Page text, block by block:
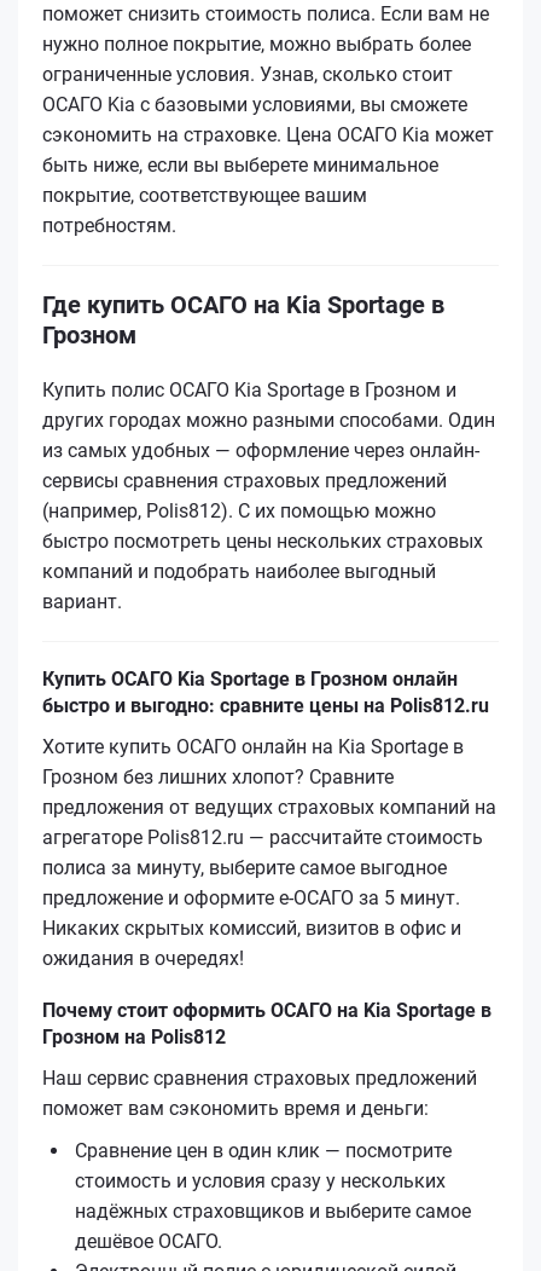
поможет снизить стоимость полиса. Если вам не
нужно полное покрытие, можно выбрать более
ограниченные условия. Узнав, сколько стоит
ОСАГО Kia с базовыми условиями, вы сможете
сэкономить на страховке. Цена ОСАГО Kia может
быть ниже, если вы выберете минимальное
покрытие, соответствующее вашим
потребностям.
Где купить ОСАГО на Kia Sportage в
Грозном
Купить полис ОСАГО Kia Sportage в Грозном и
других городах можно разными способами. Один
из самых удобных — оформление через онлайн-
сервисы сравнения страховых предложений
(например, Polis812). С их помощью можно
быстро посмотреть цены нескольких страховых
компаний и подобрать наиболее выгодный
вариант.
Купить ОСАГО Kia Sportage в Грозном онлайн
быстро и выгодно: сравните цены на Polis812.ru
Хотите купить ОСАГО онлайн на Kia Sportage в
Грозном без лишних хлопот? Сравните
предложения от ведущих страховых компаний на
агрегаторе Polis812.ru — рассчитайте стоимость
полиса за минуту, выберите самое выгодное
предложение и оформите е‑ОСАГО за 5 минут.
Никаких скрытых комиссий, визитов в офис и
ожидания в очередях!
Почему стоит оформить ОСАГО на Kia Sportage в
Грозном на Polis812
Наш сервис сравнения страховых предложений
поможет вам сэкономить время и деньги:
Сравнение цен в один клик — посмотрите
стоимость и условия сразу у нескольких
надёжных страховщиков и выберите самое
дешёвое ОСАГО.